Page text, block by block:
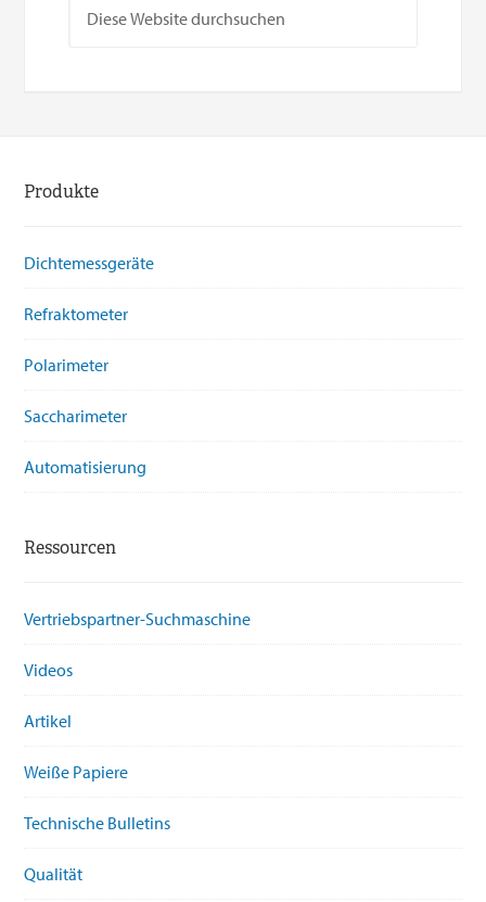
Produkte
Dichtemessgeräte
Refraktometer
Polarimeter
Saccharimeter
Automatisierung
Ressourcen
Vertriebspartner-Suchmaschine
Videos
Artikel
Weiße Papiere
Technische Bulletins
Qualität